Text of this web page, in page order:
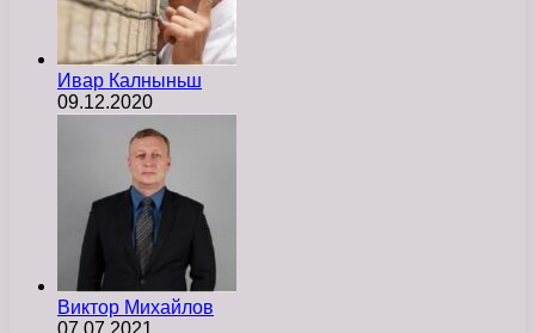
Ивар Калныньш
09.12.2020
Виктор Михайлов
07.07.2021